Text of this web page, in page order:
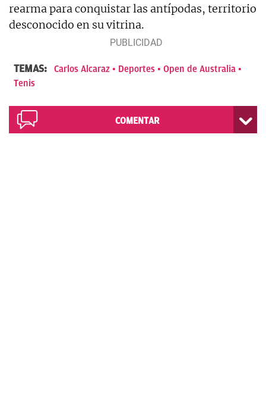
rearma para conquistar las antípodas, territorio
desconocido en su vitrina.
TEMAS: Carlos Alcaraz Deportes
Open de Australia
Tenis
COMENTAR